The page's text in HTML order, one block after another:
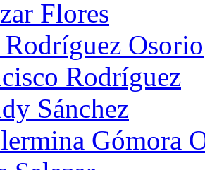
Flores
Rodríguez Osorio
Rodríguez
Sánchez
Gómora